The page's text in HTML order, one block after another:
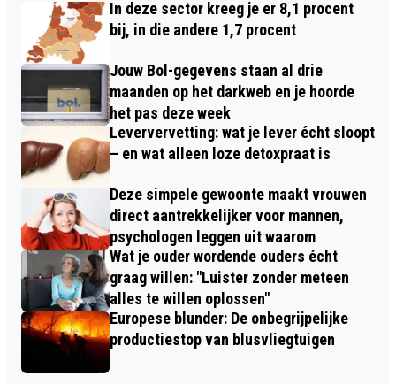
In deze sector kreeg je er 8,1 procent
bij, in die andere 1,7 procent
Jouw Bol-gegevens staan al drie
maanden op het darkweb en je hoorde
het pas deze week
Leververvetting: wat je lever écht sloopt
– en wat alleen loze detoxpraat is
Deze simpele gewoonte maakt vrouwen
direct aantrekkelijker voor mannen,
psychologen leggen uit waarom
Wat je ouder wordende ouders écht
graag willen: "Luister zonder meteen
alles te willen oplossen"
Europese blunder: De onbegrijpelijke
productiestop van blusvliegtuigen